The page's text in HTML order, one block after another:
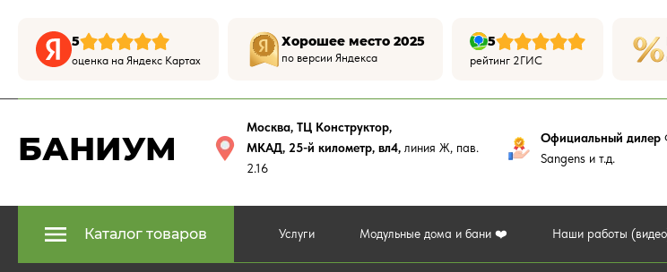
5
оценка на Яндекс Картах
Хорошее место 2025
по версии Яндекса
5
рейтинг 2ГИС
БАНИУМ
Москва, ТЦ Конструктор,
МКАД, 25-й километр, вл4, линия Ж, пав.
2.16
Официальный дилер
Sangens и т.д.
Каталог товаров Услуги Модульные дома и бани ❤️ Наши работы